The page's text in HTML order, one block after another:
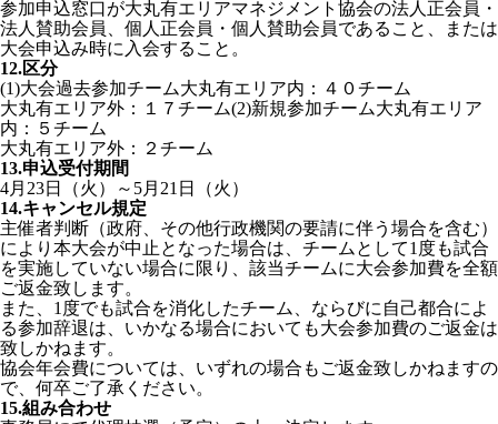
参加申込窓口が大丸有エリアマネジメント協会の法人正会員・
法人賛助会員、個人正会員・個人賛助会員であること、または
大会申込み時に入会すること。
12.区分
(1)大会過去参加チーム大丸有エリア内：４０チーム
大丸有エリア外：１７チーム(2)新規参加チーム大丸有エリア
内：５チーム
大丸有エリア外：２チーム
13.申込受付期間
4月23日（火）～5月21日（火）
14.キャンセル規定
主催者判断（政府、その他行政機関の要請に伴う場合を含む）
により本大会が中止となった場合は、チームとして1度も試合
を実施していない場合に限り、該当チームに大会参加費を全額
ご返金致します。
また、1度でも試合を消化したチーム、ならびに自己都合によ
る参加辞退は、いかなる場合においても大会参加費のご返金は
致しかねます。
協会年会費については、いずれの場合もご返金致しかねますの
で、何卒ご了承ください。
15.組み合わせ